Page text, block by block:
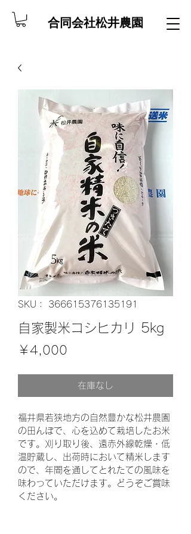
合同会社松井農園
SKU： 366615376135191
自家製米コシヒカリ 5kg
￥4,000
在庫なし
福井県若狭地方の自然豊かな松井農園
の田んぼで、心を込めて栽培したお米
です。刈り取り後、遠赤外線乾燥・低
温貯蔵し、出荷時において精米します
ので、年間を通してとれたての風味を
味わっていただけます。どうぞご賞味
ください。